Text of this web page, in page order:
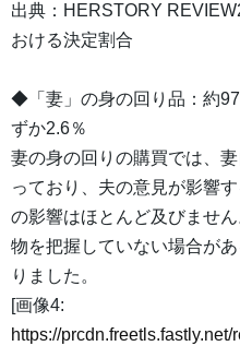
出典：HERSTORY
おける決定割合
◆「妻」の身の回り品：約
ずか2.6％
妻の身の回りの購買では、
っており、夫の意見が影響
の影響はほとんど及びませ
物を把握していない場合が
りました。
[画像4:
https://